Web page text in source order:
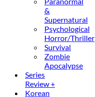
&
Supernatural
Psychological
Horror/Thriller
Survival
Zombie
Apocalypse
Series
Review +
Korean